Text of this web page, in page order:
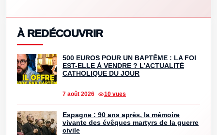
À REDÉCOUVRIR
500 EUROS POUR UN BAPTÊME : LA FOI
EST-ELLE À VENDRE ? L’ACTUALITÉ
CATHOLIQUE DU JOUR
7 août 2026 10 vues
Espagne : 90 ans après, la mémoire
vivante des évêques martyrs de la guerre
civile